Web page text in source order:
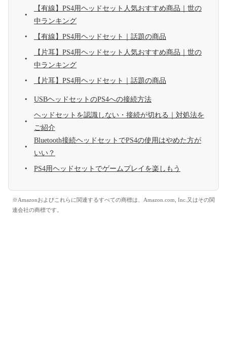
【有線】PS4用ヘッドセット人気おすすめ商品｜世の
中ランキング
【有線】PS4用ヘッドセット｜話題の商品
【片耳】PS4用ヘッドセット人気おすすめ商品｜世の
中ランキング
【片耳】PS4用ヘッドセット｜話題の商品
USBヘッドセットのPS4への接続方法
ヘッドセットを認識しない・接続が切れる｜対処法を
ご紹介
Bluetooth接続ヘッドセットでPS4の使用はやめた方が
いい？
PS4用ヘッドセットでゲームプレイを楽しもう
※Amazonおよびこれらに関連するすべての商標は、Amazon.com, Inc.又はその関
連会社の商標です。